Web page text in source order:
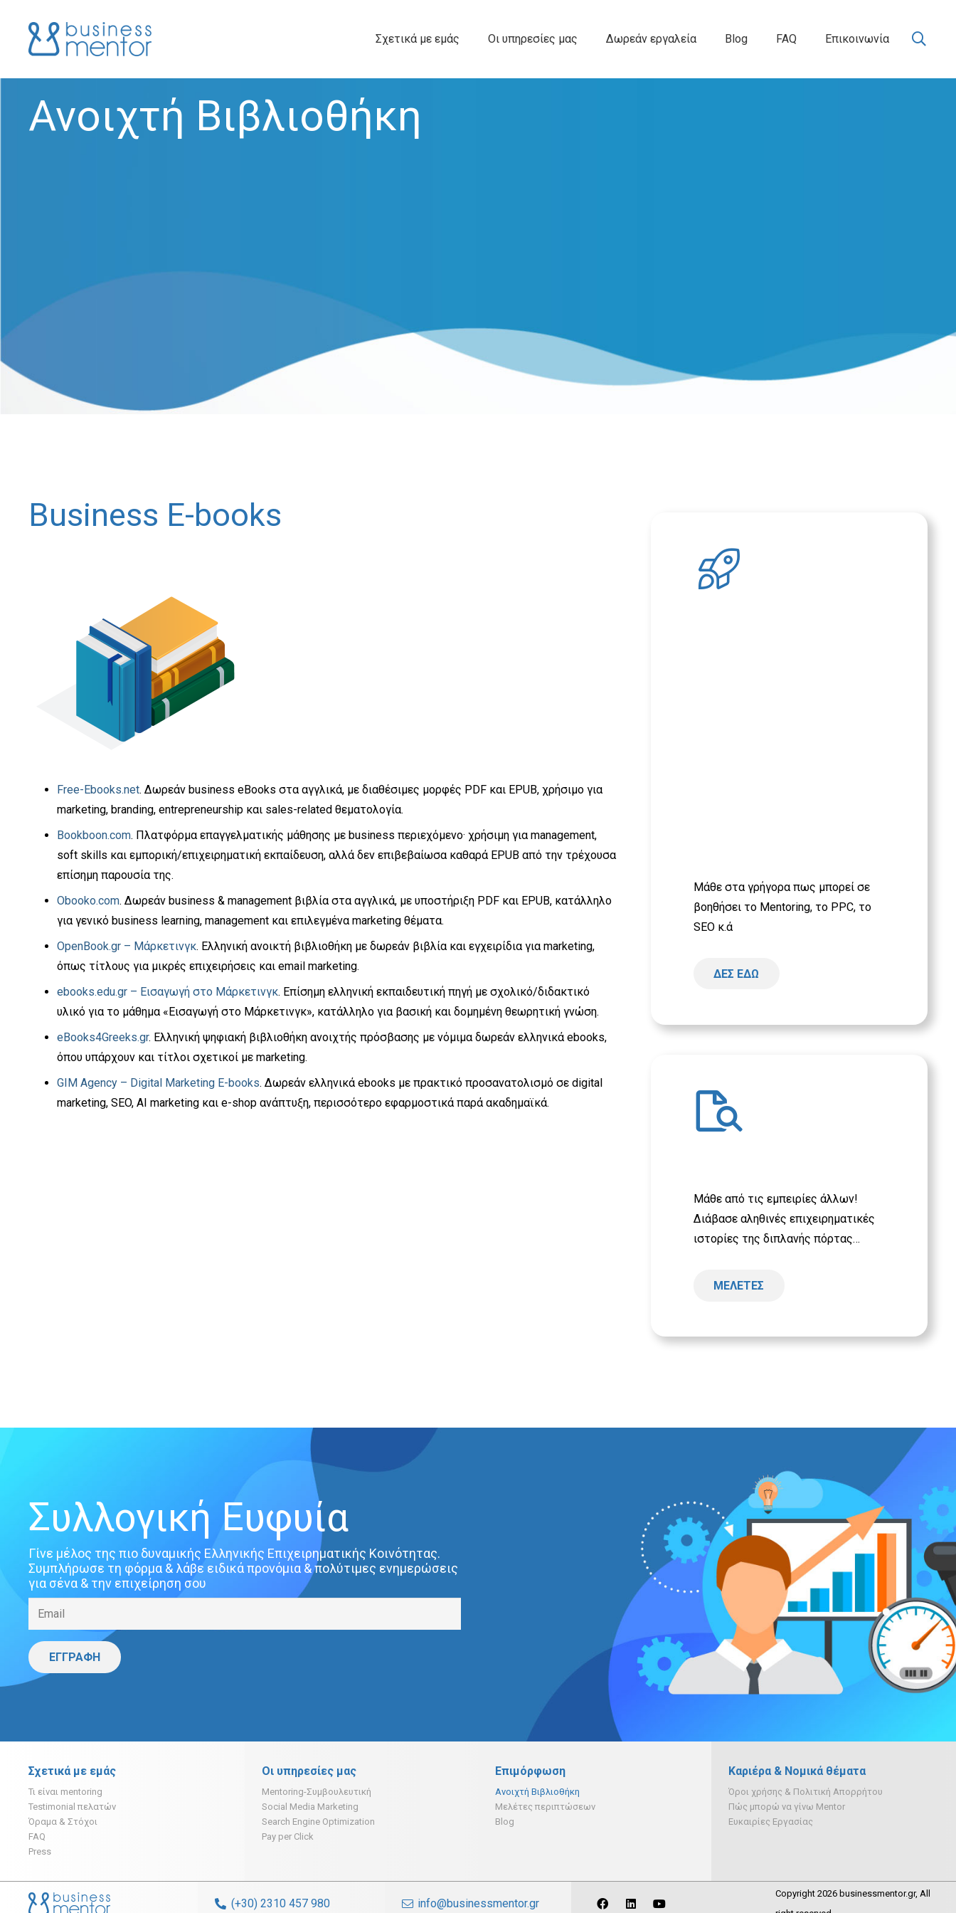
Σχετικά με εμάς Οι υπηρεσίες μας Δωρεάν εργαλεία Blog FAQ Επικοινωνία
Ανοιχτή Βιβλιοθήκη
Business E-books
Free-Ebooks.net. Δωρεάν business eBooks στα αγγλικά, με διαθέσιμες μορφές PDF και EPUB, χρήσιμο για
marketing, branding, entrepreneurship και sales-related θεματολογία.
Bookboon.com. Πλατφόρμα επαγγελματικής μάθησης με business περιεχόμενο· χρήσιμη για management,
soft skills και εμπορική/επιχειρηματική εκπαίδευση, αλλά δεν επιβεβαίωσα καθαρά EPUB από την τρέχουσα
επίσημη παρουσία της.
Obooko.com. Δωρεάν business & management βιβλία στα αγγλικά, με υποστήριξη PDF και EPUB, κατάλληλο
για γενικό business learning, management και επιλεγμένα marketing θέματα.
OpenBook.gr – Μάρκετινγκ. Ελληνική ανοικτή βιβλιοθήκη με δωρεάν βιβλία και εγχειρίδια για marketing,
όπως τίτλους για μικρές επιχειρήσεις και email marketing.
ebooks.edu.gr – Εισαγωγή στο Μάρκετινγκ. Επίσημη ελληνική εκπαιδευτική πηγή με σχολικό/διδακτικό
υλικό για το μάθημα «Εισαγωγή στο Μάρκετινγκ», κατάλληλο για βασική και δομημένη θεωρητική γνώση.
eBooks4Greeks.gr. Ελληνική ψηφιακή βιβλιοθήκη ανοιχτής πρόσβασης με νόμιμα δωρεάν ελληνικά ebooks,
όπου υπάρχουν και τίτλοι σχετικοί με marketing.
GIM Agency – Digital Marketing E-books. Δωρεάν ελληνικά ebooks με πρακτικό προσανατολισμό σε digital
marketing, SEO, AI marketing και e-shop ανάπτυξη, περισσότερο εφαρμοστικά παρά ακαδημαϊκά.
Μάθε στα γρήγορα πως μπορεί σε
βοηθήσει το Mentoring, το PPC, το
SEO κ.ά
ΔΕΣ ΕΔΩ
Μάθε από τις εμπειρίες άλλων!
Διάβασε αληθινές επιχειρηματικές
ιστορίες της διπλανής πόρτας…
ΜΕΛΕΤΕΣ
Συλλογική Ευφυία
Γίνε μέλος της πιο δυναμικής Ελληνικής Επιχειρηματικής Κοινότητας.
Συμπλήρωσε τη φόρμα & λάβε ειδικά προνόμια & πολύτιμες ενημερώσεις
για σένα & την επιχείρηση σου
ΕΓΓΡΑΦΗ
Σχετικά με εμάς
Τι είναι mentoring
Testimonial πελατών
Όραμα & Στόχοι
FAQ
Press
Οι υπηρεσίες μας
Mentoring-Συμβουλευτική
Social Media Marketing
Search Engine Optimization
Pay per Click
Επιμόρφωση
Ανοιχτή Βιβλιοθήκη
Μελέτες περιπτώσεων
Blog
Καριέρα & Νομικά θέματα
Όροι χρήσης & Πολιτική Απορρήτου
Πώς μπορώ να γίνω Mentor
Ευκαιρίες Εργασίας
(+30) 2310 457 980 info@businessmentor.gr
Copyright 2026 businessmentor.gr, All